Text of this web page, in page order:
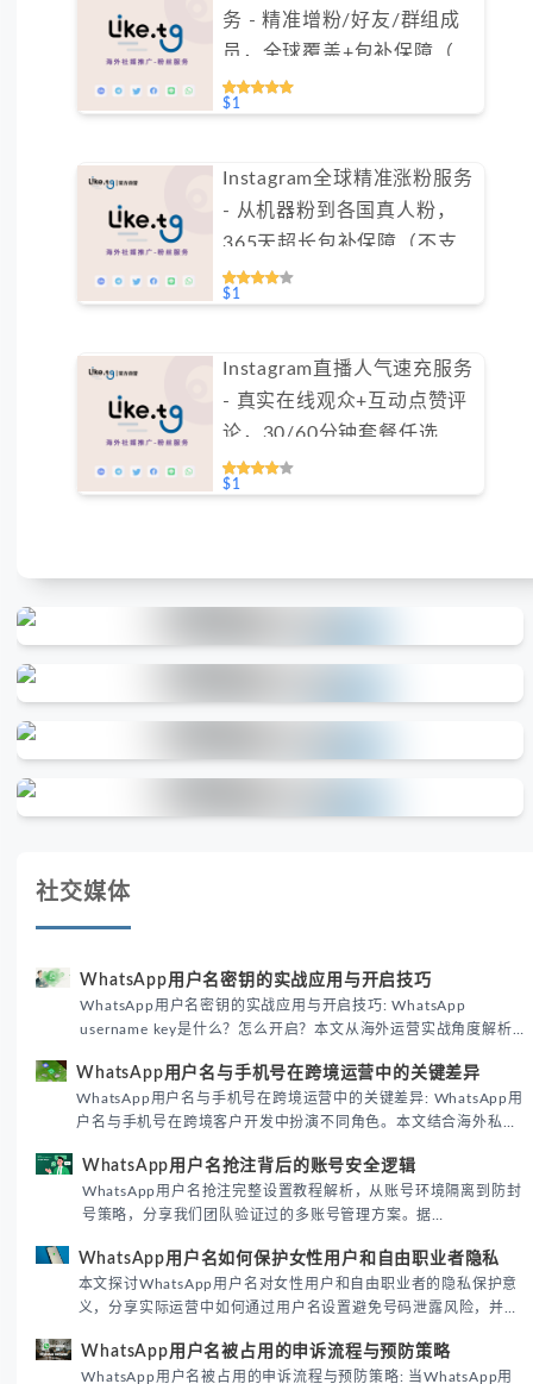
务 - 精准增粉/好友/群组成
员，全球覆盖+包补保障（不
支持免费测试）
$1
Instagram全球精准涨粉服务
- 从机器粉到各国真人粉，
365天超长包补保障（不支
持免费测试）
$1
Instagram直播人气速充服务
- 真实在线观众+互动点赞评
论，30/60分钟套餐任选
（不支持免费测试）
$1
社交媒体
WhatsApp用户名密钥的实战应用与开启技巧
WhatsApp用户名密钥的实战应用与开启技巧: WhatsApp
username key是什么？怎么开启？本文从海外运营实战角度解析
境团队高效触达目标客户。
WhatsApp用户名与手机号在跨境运营中的关键差异
WhatsApp用户名与手机号在跨境运营中的关键差异: WhatsApp用
户名与手机号在跨境客户开发中扮演不同角色。本文结合海外私域
际差异，帮助团队优化WhatsApp营销策略。
WhatsApp用户名抢注背后的账号安全逻辑
WhatsApp用户名抢注完整设置教程解析，从账号环境隔离到防封
号策略，分享我们团队验证过的多账号管理方案。据
性直接影响转化率。
WhatsApp用户名如何保护女性用户和自由职业者隐私
本文探讨WhatsApp用户名对女性用户和自由职业者的隐私保护意
义，分享实际运营中如何通过用户名设置避免号码泄露风险，并提
已成为全球数字沟通的首要考量。
WhatsApp用户名被占用的申诉流程与预防策略
WhatsApp用户名被占用的申诉流程与预防策略: 当WhatsApp用